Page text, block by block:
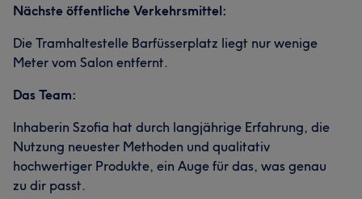
Nächste öffentliche Verkehrsmittel:
Die Tramhaltestelle Barfüsserplatz liegt nur wenige
Meter vom Salon entfernt.
Das Team:
Inhaberin Szofia hat durch langjährige Erfahrung, die
Nutzung neuester Methoden und qualitativ
hochwertiger Produkte, ein Auge für das, was genau
zu dir passt.